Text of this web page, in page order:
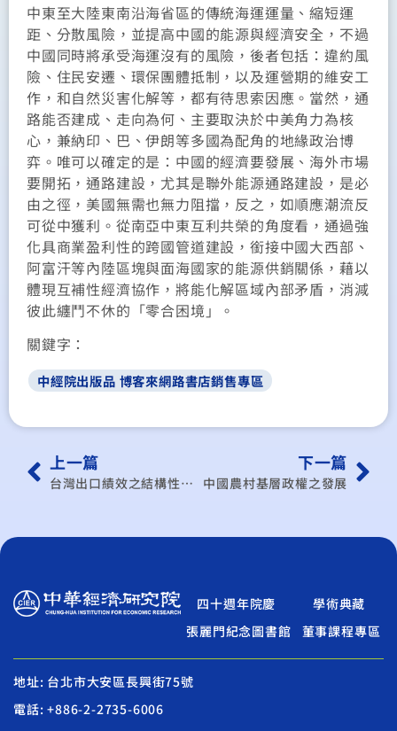
中東至大陸東南沿海省區的傳統海運運量、縮短運
距、分散風險，並提高中國的能源與經濟安全，不過
中國同時將承受海運沒有的風險，後者包括：違約風
險、住民安遷、環保團體抵制，以及運營期的維安工
作，和自然災害化解等，都有待思索因應。當然，通
路能否建成、走向為何、主要取決於中美角力為核
心，兼納印、巴、伊朗等多國為配角的地緣政治博
弈。唯可以確定的是：中國的經濟要發展、海外市場
要開拓，通路建設，尤其是聯外能源通路建設，是必
由之徑，美國無需也無力阻擋，反之，如順應潮流反
可從中獲利。從南亞中東互利共榮的角度看，通過強
化具商業盈利性的跨國管道建設，銜接中國大西部、
阿富汗等內陸區塊與面海國家的能源供銷關係，藉以
體現互補性經濟協作，將能化解區域內部矛盾，消減
彼此纏鬥不休的「零合困境」。
關鍵字：
中經院出版品 博客來網路書店銷售專區
上一篇
台灣出口績效之結構性因素分析─隨機邊界引力模型的應用
下一篇
中國農村基層政權之發展
四十週年院慶
學術典藏
張麗門紀念圖書館
董事課程專區
地址: 台北市大安區長興街75號
電話: +886-2-2735-6006